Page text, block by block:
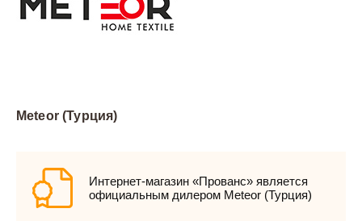
Meteor (Турция)
Интернет-магазин «Прованс» является
официальным дилером Meteor (Турция)